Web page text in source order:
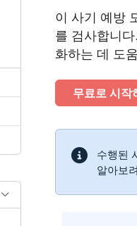
이 사기 예방
를 검사합니
화하는 데 도
무료로 시작
수행된
알아보